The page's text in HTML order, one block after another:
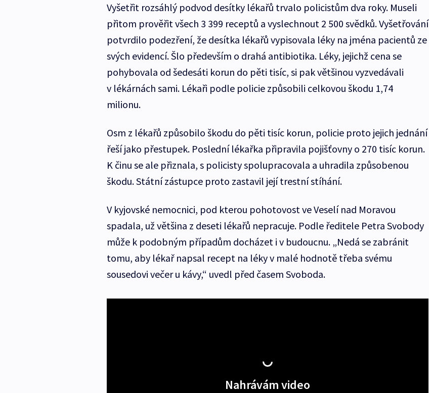
Vyšetřit rozsáhlý podvod desítky lékařů trvalo policistům dva roky. Museli
přitom prověřit všech 3 399 receptů a vyslechnout 2 500 svědků. Vyšetřování
potvrdilo podezření, že desítka lékařů vypisovala léky na jména pacientů ze
svých evidencí. Šlo především o drahá antibiotika. Léky, jejichž cena se
pohybovala od šedesáti korun do pěti tisíc, si pak většinou vyzvedávali
v lékárnách sami. Lékaři podle policie způsobili celkovou škodu 1,74
milionu.
Osm z lékařů způsobilo škodu do pěti tisíc korun, policie proto jejich jednání
řeší jako přestupek. Poslední lékařka připravila pojišťovny o 270 tisíc korun.
K činu se ale přiznala, s policisty spolupracovala a uhradila způsobenou
škodu. Státní zástupce proto zastavil její trestní stíhání.
V kyjovské nemocnici, pod kterou pohotovost ve Veselí nad Moravou
spadala, už většina z deseti lékařů nepracuje. Podle ředitele Petra Svobody
může k podobným případům docházet i v budoucnu. „Nedá se zabránit
tomu, aby lékař napsal recept na léky v malé hodnotě třeba svému
sousedovi večer u kávy,“ uvedl před časem Svoboda.
Nahrávám video